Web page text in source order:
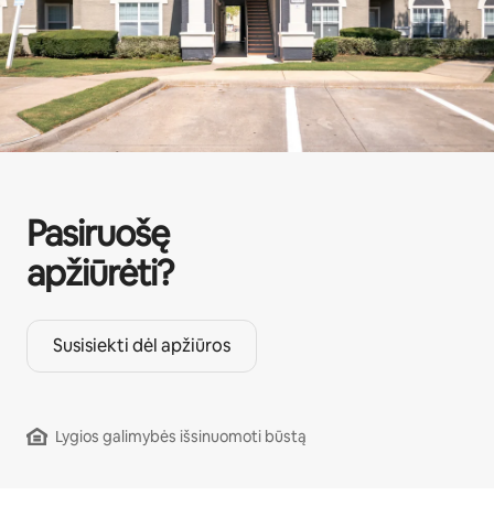
Pasiruošę
apžiūrėti?
Susisiekti dėl apžiūros
Lygios galimybės išsinuomoti būstą